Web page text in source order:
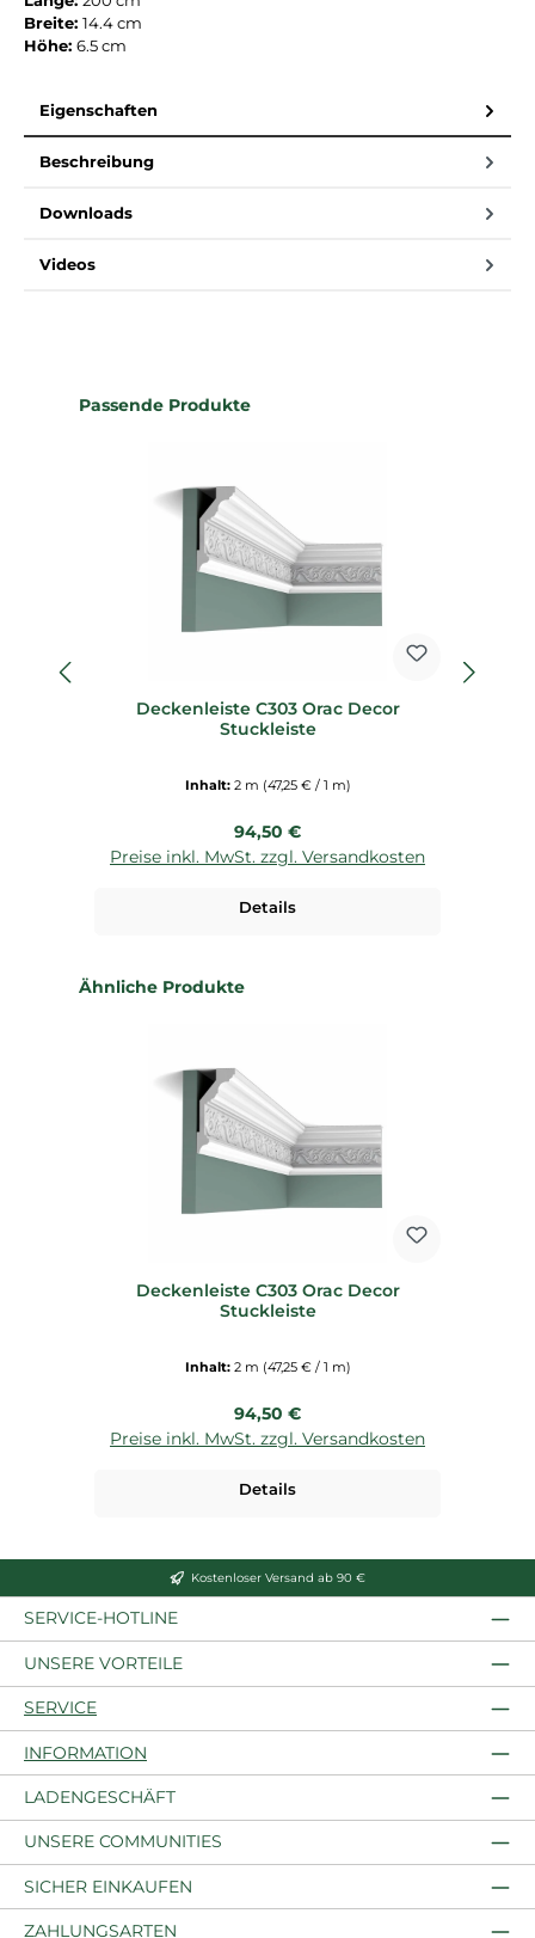
Breite: 14.4 cm
Höhe: 6.5 cm
Eigenschaften
Beschreibung
Downloads
Videos
Produktgalerie überspringen
Passende Produkte
Deckenleiste C303 Orac Decor
Stuckleiste
Inhalt: 2 m (47,25 € / 1 m)
Regulärer Preis:
94,50 €
Preise inkl. MwSt. zzgl. Versandkosten
Details
Produktgalerie überspringen
Ähnliche Produkte
Deckenleiste C303 Orac Decor
Stuckleiste
Inhalt: 2 m (47,25 € / 1 m)
Regulärer Preis:
94,50 €
Preise inkl. MwSt. zzgl. Versandkosten
Details
Kostenloser Versand ab 90 €
SERVICE-HOTLINE
UNSERE VORTEILE
SERVICE
INFORMATION
LADENGESCHÄFT
UNSERE COMMUNITIES
SICHER EINKAUFEN
ZAHLUNGSARTEN